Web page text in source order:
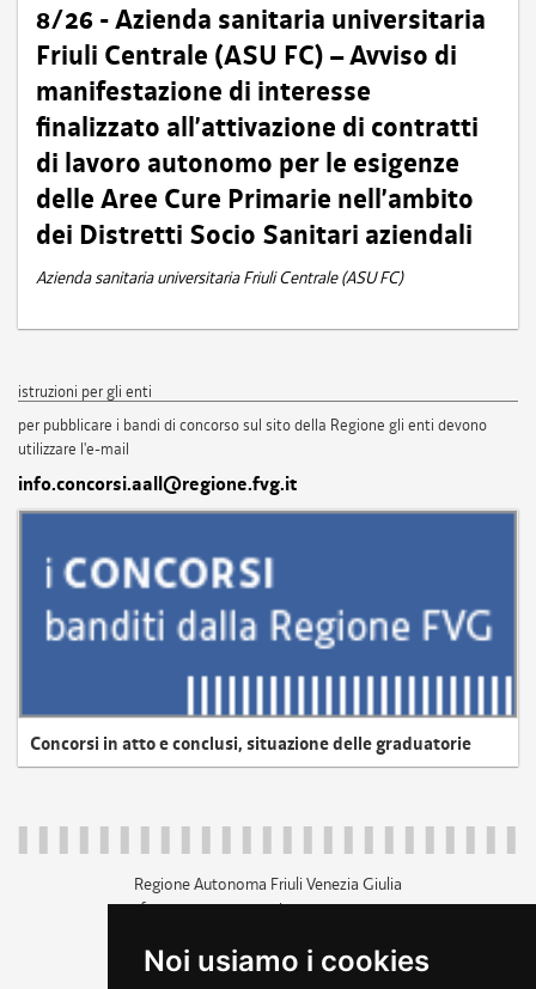
Noi usiamo i cookies
8/26 - Azienda sanitaria universitaria
Friuli Centrale (ASU FC) – Avviso di
manifestazione di interesse
finalizzato all’attivazione di contratti
di lavoro autonomo per le esigenze
delle Aree Cure Primarie nell’ambito
dei Distretti Socio Sanitari aziendali
Azienda sanitaria universitaria Friuli Centrale (ASU FC)
istruzioni per gli enti
per pubblicare i bandi di concorso sul sito della Regione gli enti devono
utilizzare l'e-mail
info.concorsi.aall@regione.fvg.it
Concorsi in atto e conclusi, situazione delle graduatorie
Regione Autonoma Friuli Venezia Giulia
c.f. 80014930327; p.iva 00526040324
+39 040 3771111